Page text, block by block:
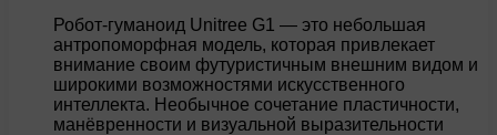
Робот-гуманоид Unitree G1 — это небольшая
антропоморфная модель, которая привлекает
внимание своим футуристичным внешним видом и
широкими возможностями искусственного
интеллекта. Необычное сочетание пластичности,
манёвренности и визуальной выразительности